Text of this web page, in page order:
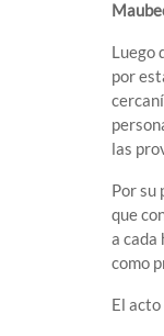
Luego
por
las
Por
que
a cada
como
El